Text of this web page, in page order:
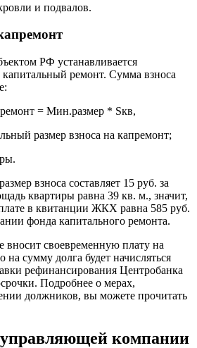
и подвалов.
РФ устанавливается
ремонт. Сумма взноса
= Мин.размер * Sкв,
размер взноса на капремонт;
взноса составляет 15 руб. за
квартиры равна 39 кв. м., значит,
в квитанции ЖКХ равна 585 руб.
фонда капитального ремонта.
вносит своевременную плату на
на сумму долга будет начисляться
рефинансирования Центробанка
Подробнее о мерах,
должников, вы можете прочитать
компании